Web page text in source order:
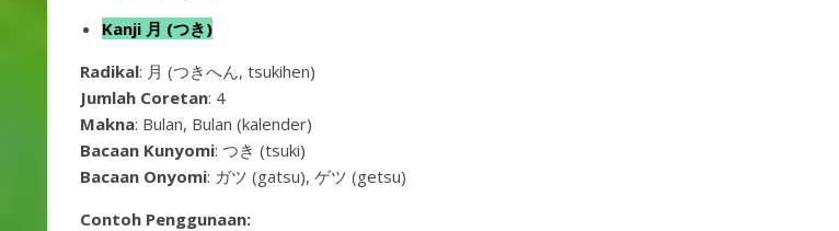
Kanji 月 (つき)
Radikal: 月 (つきへん, tsukihen)
Jumlah Coretan: 4
Makna: Bulan, Bulan (kalender)
Bacaan Kunyomi: つき (tsuki)
Bacaan Onyomi: ガツ (gatsu), ゲツ (getsu)
Contoh Penggunaan: